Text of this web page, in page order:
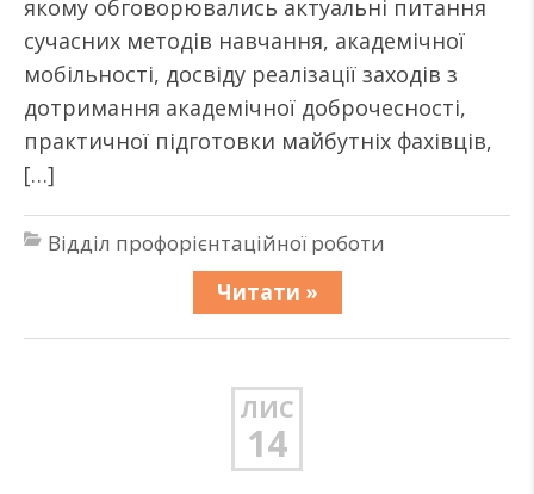
якому обговорювались актуальні питання
сучасних методів навчання, академічної
мобільності, досвіду реалізації заходів з
дотримання академічної доброчесності,
практичної підготовки майбутніх фахівців,
[…]
Відділ профорієнтаційної роботи
Читати »
ЛИС
14